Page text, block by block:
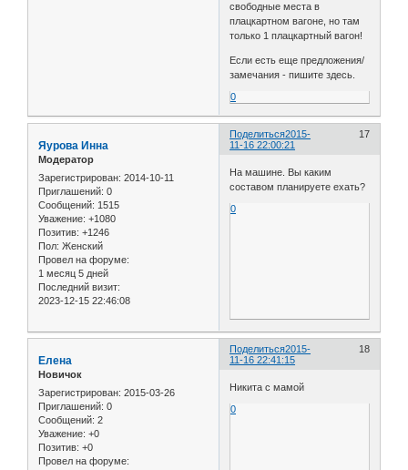
свободные места в
плацкартном вагоне, но там
только 1 плацкартный вагон!
Если есть еще предложения/
замечания - пишите здесь.
0
Поделиться 17
2015-
11-16 22:00:21
Яурова Инна
Модератор
Зарегистрирован: 2014-10-11
Приглашений: 0
Сообщений: 1515
Уважение: +1080
Позитив: +1246
Пол: Женский
Провел на форуме:
1 месяц 5 дней
Последний визит:
2023-12-15 22:46:08
На машине. Вы каким
составом планируете ехать?
0
Поделиться 18
2015-
11-16 22:41:15
Елена
Новичок
Зарегистрирован: 2015-03-26
Приглашений: 0
Сообщений: 2
Уважение: +0
Позитив: +0
Провел на форуме:
Никита с мамой
0